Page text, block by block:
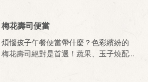
梅花壽司便當
煩惱孩子午餐便當帶什麼？色彩繽紛的
梅花壽司絕對是首選！蔬果、玉子燒配